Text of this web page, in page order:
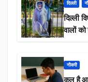
दिल्ली
दिल्ली
नौकरी
कल है